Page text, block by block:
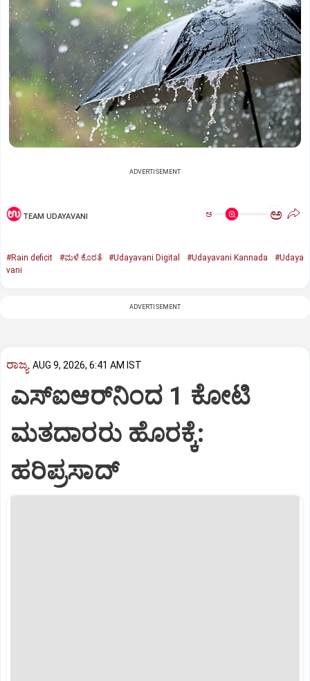
ADVERTISEMENT
TEAM UDAYAVANI ಅ ಅ
#Rain deficit #ಮಳೆ ಕೊರತೆ #Udayavani Digital #Udayavani Kannada
#Udaya
vani
ADVERTISEMENT
ರಾಜ್ಯ AUG 9, 2026, 6:41 AM IST
ಎಸ್‌ಐಆರ್‌ನಿಂದ 1 ಕೋಟಿ
ಮತದಾರರು ಹೊರಕ್ಕೆ:
ಹರಿಪ್ರಸಾದ್‌